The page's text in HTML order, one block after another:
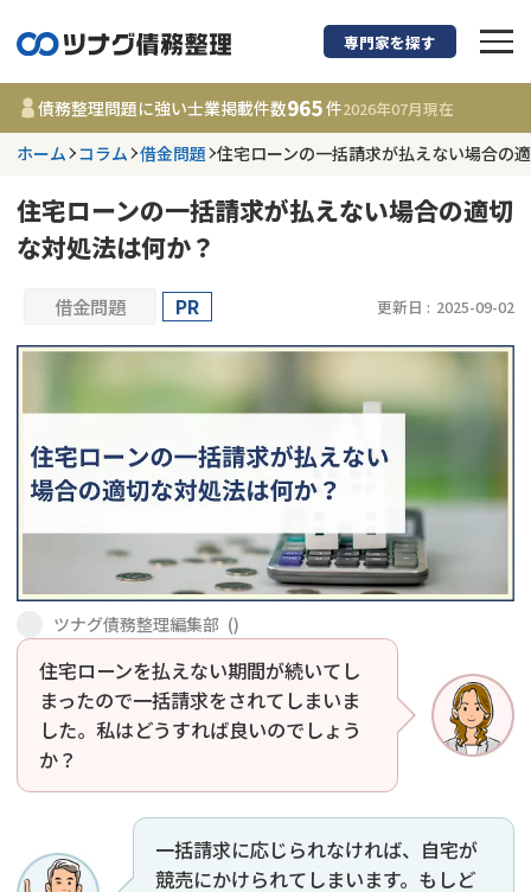
債務整理に強い弁
都道府県を選択
事務所 965
件
借金返済相談・交渉
任意整理
会社破産・法人破産
消費者金融・サラ金
闇金
費用相場
コラム
個人再生（民事再生）
過払金
借金問題
専門家を探す
債務整理問題に強い士業掲載件数965件2026年07月現在
ホーム コラム 借金問題 住宅ローンの一括請求が払えない場合の
住宅ローンの一括請求が払えない場合の適切
な対処法は何か？
借金問題 PR 更新日 : 2025-09-02
ツナグ債務整理編集部 ()
住宅ローンを払えない期間が続いてし
まったので一括請求をされてしまいま
した。私はどうすれば良いのでしょう
か？
一括請求に応じられなければ、自宅が
競売にかけられてしまいます。もしど